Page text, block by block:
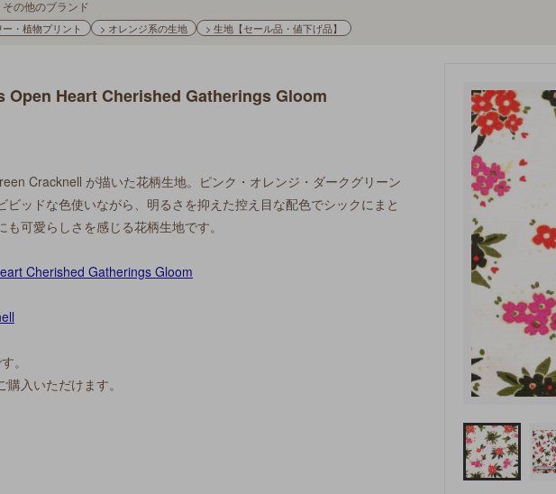
その他のブランド
・植物プリント > オレンジ系の生地 > 生地【セール品・値下げ品】
Open Heart Cherished Gatherings Gloom
Cracknell が描いた花柄生地。ピンク・オレンジ・ダークグリーン
ビッドな色使いながら、明るさを抑えた控え目な配色でシックにまと
可愛らしさを感じる花柄生地です。
。
入いただけます。